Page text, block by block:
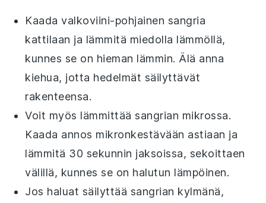
Kaadavalkoviini-pohjainen sangria
kattilaan ja lämmitä miedolla lämmöllä,
kunnes se on hieman lämmin. Älä anna
kiehua, jotta hedelmät säilyttävät
rakenteensa.
Voit myös lämmittääsangrian mikrossa.
Kaada annos mikronkestävään astiaan ja
lämmitä 30 sekunnin jaksoissa, sekoittaen
välillä, kunnes se on halutun lämpöinen.
Jos haluat säilyttää sangrian kylmänä,